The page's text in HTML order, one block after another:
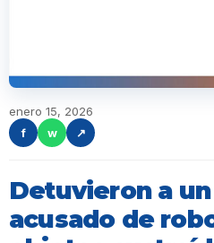
enero 15, 2026
f
w ↗
Detuvieron a
acusado de